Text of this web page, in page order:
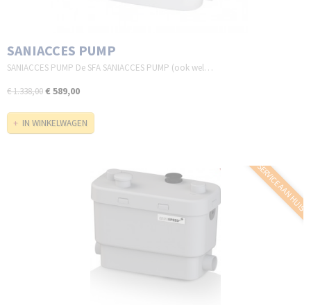
SANIACCES PUMP
SANIACCES PUMP De SFA SANIACCES PUMP (ook wel…
€ 1.338,00€ 589,00
IN WINKELWAGEN
SERVICE AAN HUIS